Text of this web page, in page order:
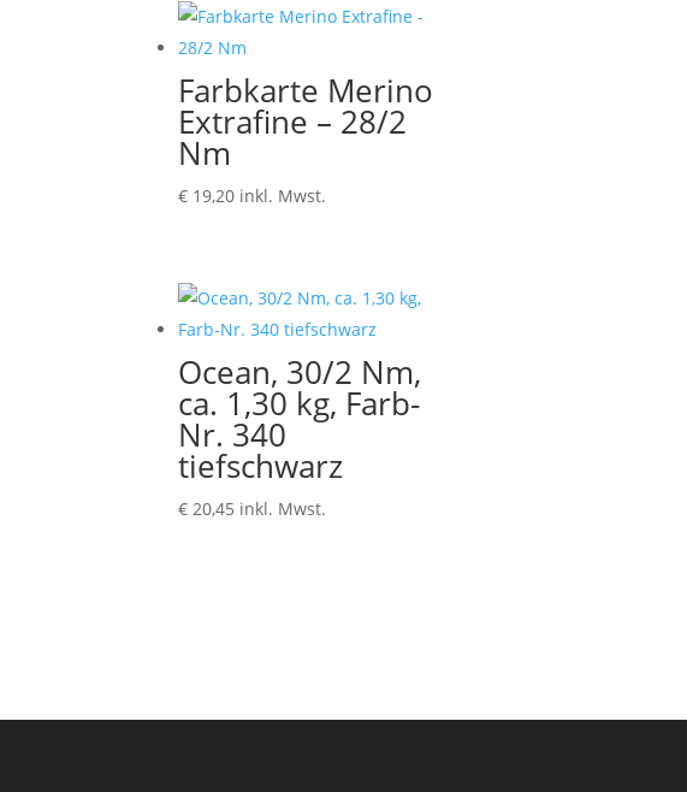
Farbkarte Merino
Extrafine – 28/2
Nm
€ 19,20 inkl. Mwst.
Ocean, 30/2 Nm,
ca. 1,30 kg, Farb-
Nr. 340
tiefschwarz
€ 20,45 inkl. Mwst.